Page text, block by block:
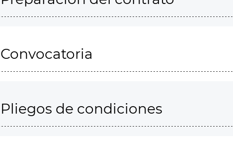
Convocatoria
Pliegos de condiciones